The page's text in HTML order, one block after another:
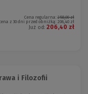
Cena regularna: 258,00 zł
z 30 dni przed obniżką: 206,40 zł
Już od: 206,40 zł
i Filozofii